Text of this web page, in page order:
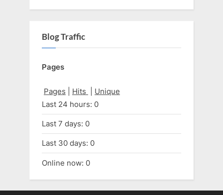
Blog Traffic
Pages
Pages Hits
Unique
Last 24 hours: 0
Last 7 days: 0
Last 30 days: 0
Online now: 0